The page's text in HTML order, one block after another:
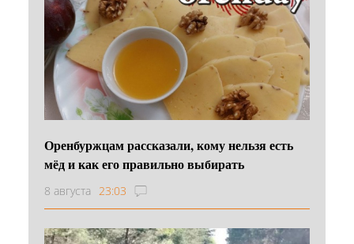
Оренбуржцам рассказали, кому нельзя есть
мёд и как его правильно выбирать
8 августа 23:03